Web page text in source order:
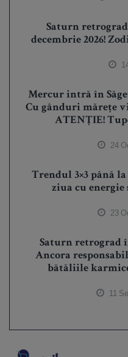
Saturn retrograd
decembrie 2026!
Mercur intră în
Cu gânduri mărețe
ATENȚIE!
24
Trendul 3×3 până
ziua cu
23
Saturn retrograd
Ancora
bătăliile
11